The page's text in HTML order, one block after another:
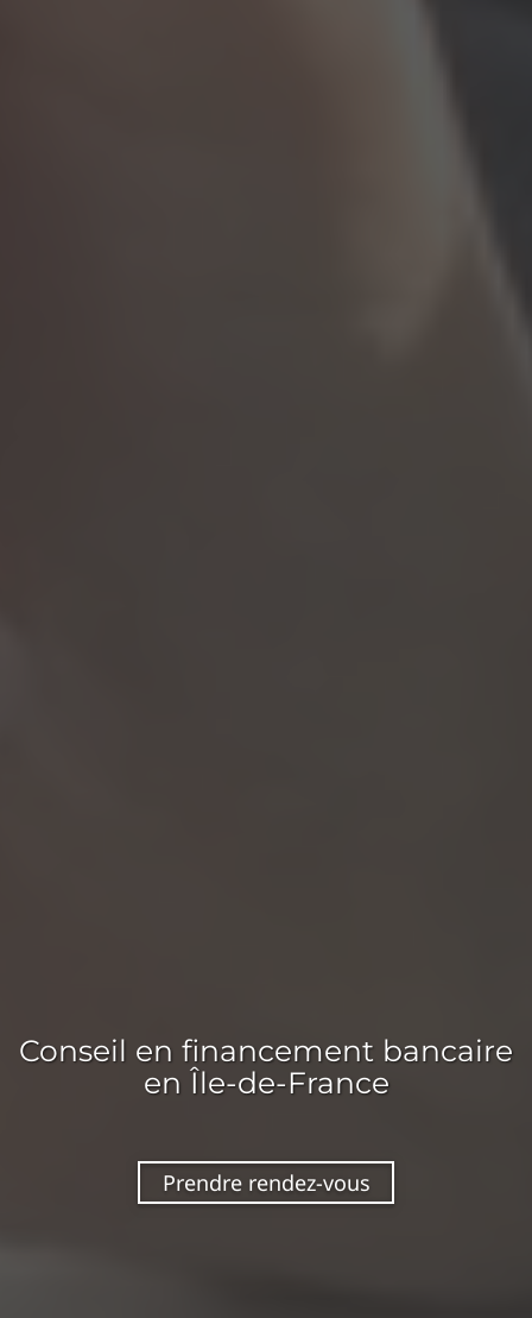
Conseil en financement bancaire
en Île-de-France
Prendre rendez-vous